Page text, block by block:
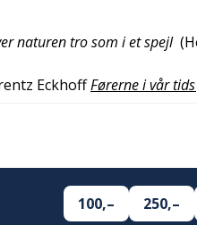
naturen tro som i et spejl (
EckhoffFørerne i vår
100,– 250,–